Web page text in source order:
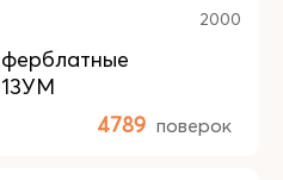
2000
4789 поверок